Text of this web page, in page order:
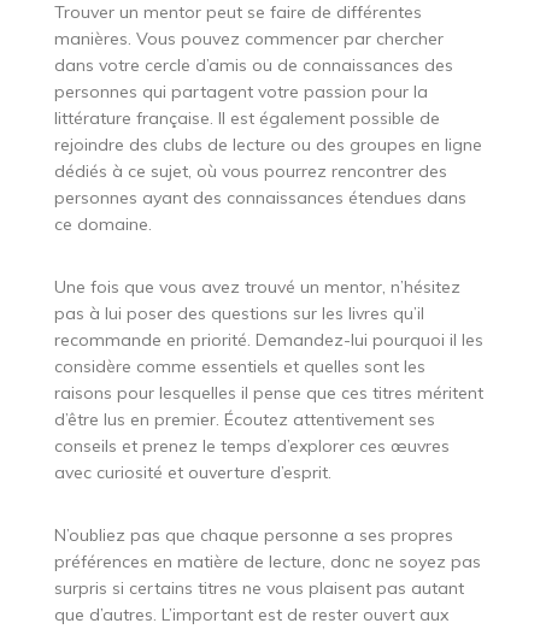
Trouver un mentor peut se faire de différentes
manières. Vous pouvez commencer par chercher
dans votre cercle d’amis ou de connaissances des
personnes qui partagent votre passion pour la
littérature française. Il est également possible de
rejoindre des clubs de lecture ou des groupes en ligne
dédiés à ce sujet, où vous pourrez rencontrer des
personnes ayant des connaissances étendues dans
ce domaine.
Une fois que vous avez trouvé un mentor, n’hésitez
pas à lui poser des questions sur les livres qu’il
recommande en priorité. Demandez-lui pourquoi il les
considère comme essentiels et quelles sont les
raisons pour lesquelles il pense que ces titres méritent
d’être lus en premier. Écoutez attentivement ses
conseils et prenez le temps d’explorer ces œuvres
avec curiosité et ouverture d’esprit.
N’oubliez pas que chaque personne a ses propres
préférences en matière de lecture, donc ne soyez pas
surpris si certains titres ne vous plaisent pas autant
que d’autres. L’important est de rester ouvert aux